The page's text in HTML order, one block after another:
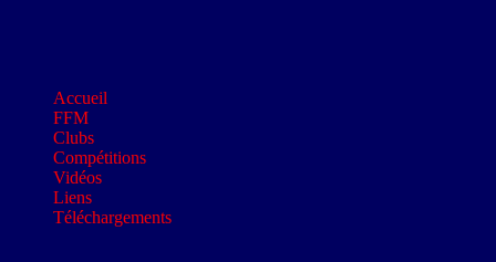
Accueil
FFM
Clubs
Compétitions
Vidéos
Liens
Téléchargements